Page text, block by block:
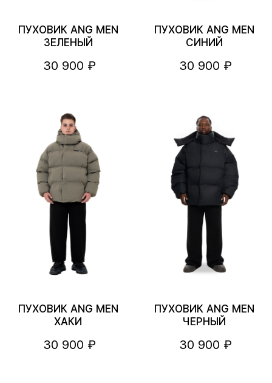
ПУХОВИК ANG MEN
ЗЕЛЕНЫЙ
30 900 ₽
ПУХОВИК ANG MEN
СИНИЙ
30 900 ₽
ПУХОВИК ANG MEN
ХАКИ
30 900 ₽
ПУХОВИК ANG MEN
ЧЕРНЫЙ
30 900 ₽